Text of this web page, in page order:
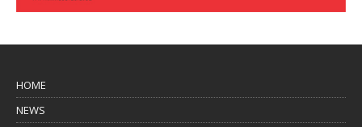
HOME
NEWS